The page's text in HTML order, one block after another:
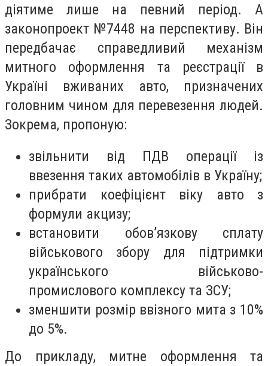
діятиме лише на певний період. А
законопроект №7448 на перспективу. Він
передбачає справедливий механізм
митного оформлення та реєстрації в
Україні вживаних авто, призначених
головним чином для перевезення людей.
Зокрема, пропоную:
звільнити від ПДВ операції із
ввезення таких автомобілів в Україну;
прибрати коефіцієнт віку авто з
формули акцизу;
встановити обов’язкову сплату
військового збору для підтримки
українського військово-
промислового комплексу та ЗСУ;
зменшити розмір ввізного мита з 10%
до 5%.
До прикладу, митне оформлення та